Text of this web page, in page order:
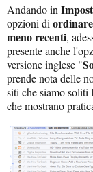
Andando in
opzioni di
meno recenti,
presente anche
versione inglese "
prende nota delle
siti che siamo soliti
che mostrano